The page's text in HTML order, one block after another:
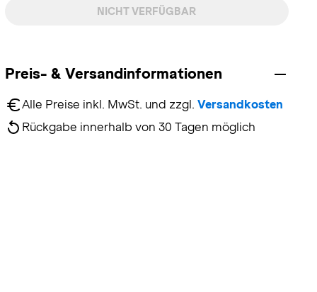
NICHT VERFÜGBAR
Preis- & Versandinformationen
Alle Preise inkl. MwSt. und zzgl. Versandkosten
Rückgabe innerhalb von 30 Tagen möglich